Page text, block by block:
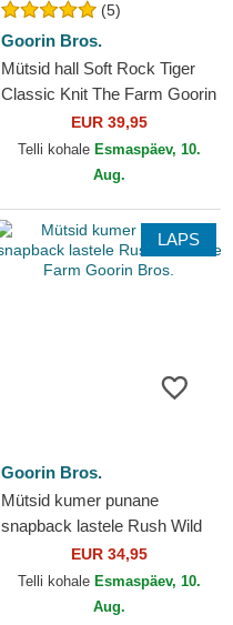
(5)
Goorin Bros.
Mütsid hall Soft Rock Tiger
Classic Knit The Farm Goorin
EUR 39,95
Telli kohale Esmaspäev, 10.
Aug.
LAPS
Goorin Bros.
Mütsid kumer punane
snapback lastele Rush Wild
The Farm Goorin Bros.
EUR 34,95
Telli kohale Esmaspäev, 10.
Aug.